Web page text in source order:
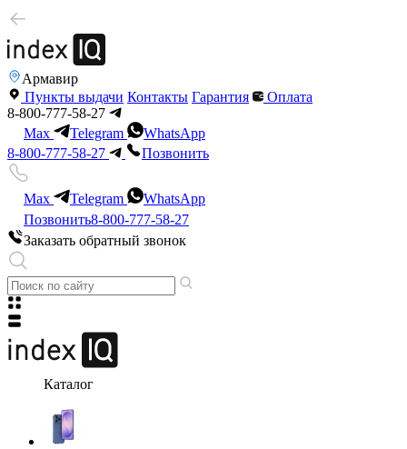
Армавир
Пункты выдачи Контакты Гарантия
Оплата
8-800-777-58-27
Max
Telegram
WhatsApp
8-800-777-58-27
Позвонить
Max Telegram
WhatsApp
Позвонить8-800-777-58-27
Заказать обратный звонок
Каталог